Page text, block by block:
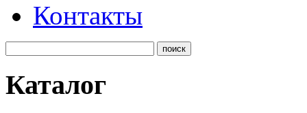
Контакты
Каталог